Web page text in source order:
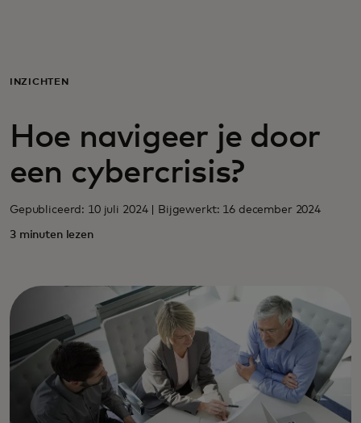
Zakelijk
Voor de wereld
Voor vernieuwers
Nieuws en trends
INZICHTEN
Hoe navigeer je door
een cybercrisis?
Gepubliceerd: 10 juli 2024 | Bijgewerkt: 16 december 2024
3 minuten lezen